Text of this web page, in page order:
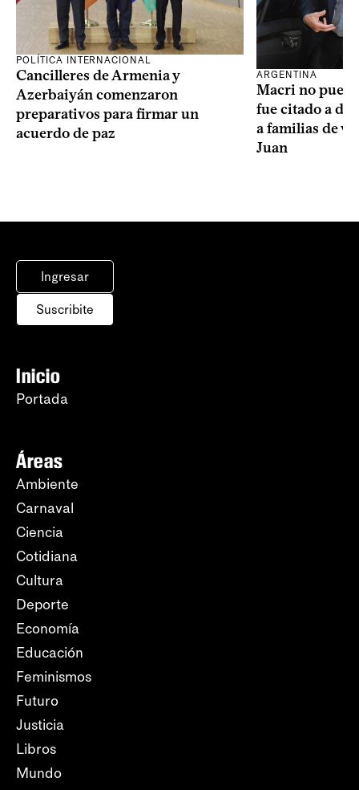
POLÍTICA INTERNACIONAL
Cancilleres de Armenia y
Azerbaiyán comenzaron
preparativos para firmar un
acuerdo de paz
ARGENTINA
Macri no
fue citado a
a familias de
Juan
Ingresar
Suscribite
Inicio
Portada
Áreas
Ambiente
Carnaval
Ciencia
Cotidiana
Cultura
Deporte
Economía
Educación
Feminismos
Futuro
Justicia
Libros
Mundo